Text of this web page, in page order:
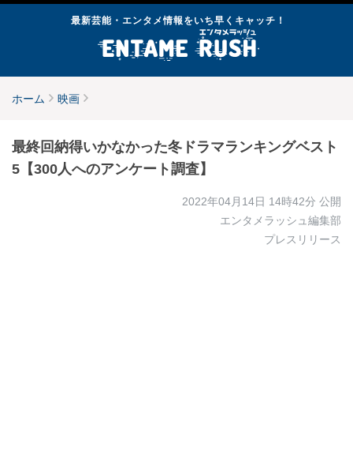
最新芸能・エンタメ情報をいち早くキャッチ！
ホーム 映画
最終回納得いかなかった冬ドラマランキングベスト
5【300人へのアンケート調査】
2022年04月14日 14時42分 公開
エンタメラッシュ編集部
プレスリリース